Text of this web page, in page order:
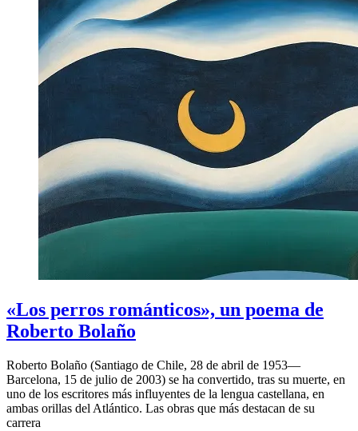
«Los perros románticos», un poema de
Roberto Bolaño
Roberto Bolaño (Santiago de Chile, 28 de abril de 1953—
Barcelona, 15 de julio de 2003) se ha convertido, tras su muerte, en
uno de los escritores más influyentes de la lengua castellana, en
ambas orillas del Atlántico. Las obras que más destacan de su
carrera